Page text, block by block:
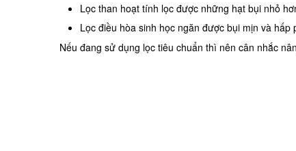
Lọc than hoạt tính lọc được những hạt bụi nhỏ
Lọc điều hòa sinh học ngăn được bụi mịn và
Nếu đang sử dụng lọc tiêu chuẩn thì nên cân nhắc